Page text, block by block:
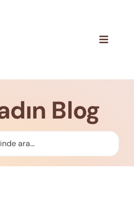
Toggle
İletişim
Blog